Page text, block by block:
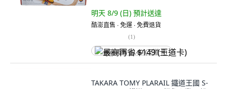
明天 8/9 (日) 預計送達
酷澎直售 ∙ 免運 ∙ 免費退貨
(1)
最高再省 $149 (王道卡)
TAKARA TOMY PLARAIL 鐵道王國 S-